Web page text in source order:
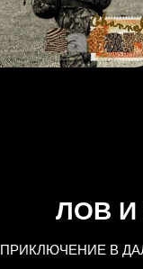
ЛОВ
ПРИКЛЮЧЕНИЕ В